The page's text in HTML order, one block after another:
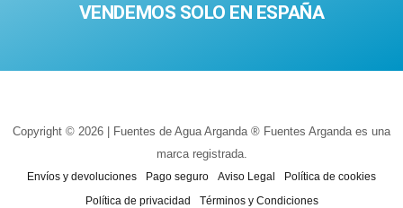
VENDEMOS SOLO EN ESPAÑA
Copyright © 2026 | Fuentes de Agua Arganda ® Fuentes Arganda es una
marca registrada.
Envíos y devoluciones Pago seguro Aviso Legal
Política de cookies
Política de privacidad
Términos y Condiciones